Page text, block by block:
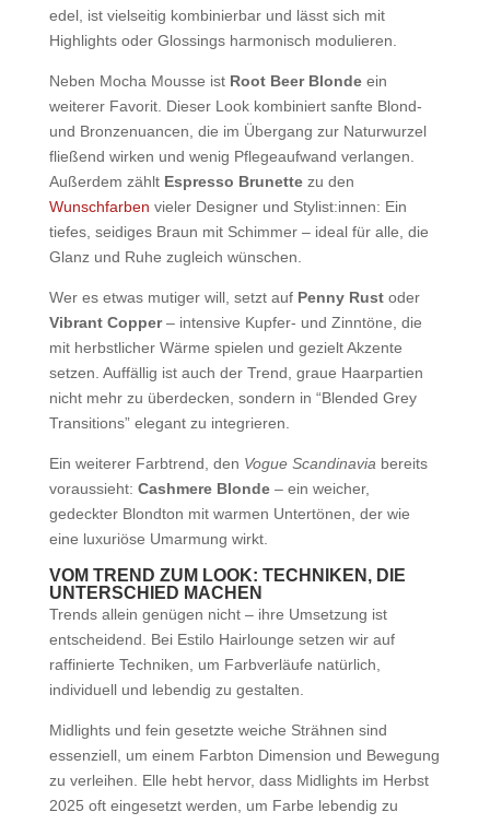
edel, ist vielseitig kombinierbar und lässt sich mit
Highlights oder Glossings harmonisch modulieren.
Neben Mocha Mousse ist Root Beer Blondeein
weiterer Favorit. Dieser Look kombiniert sanfte Blond-
und Bronzenuancen, die im Übergang zur Naturwurzel
fließend wirken und wenig Pflegeaufwand verlangen.
Außerdem zählt Espresso Brunettezu den
Wunschfarben vieler Designer und Stylist:innen: Ein
tiefes, seidiges Braun mit Schimmer – ideal für alle, die
Glanz und Ruhe zugleich wünschen.
Wer es etwas mutiger will, setzt auf Penny Rustoder
Vibrant Copper– intensive Kupfer- und Zinntöne, die
mit herbstlicher Wärme spielen und gezielt Akzente
setzen. Auffällig ist auch der Trend, graue Haarpartien
nicht mehr zu überdecken, sondern in “Blended Grey
Transitions” elegant zu integrieren.
Ein weiterer Farbtrend, den Vogue Scandinavia bereits
voraussieht: Cashmere Blonde– ein weicher,
gedeckter Blondton mit warmen Untertönen, der wie
eine luxuriöse Umarmung wirkt.
VOM TREND ZUM LOOK: TECHNIKEN, DIE
UNTERSCHIED MACHEN
Trends allein genügen nicht – ihre Umsetzung ist
entscheidend. Bei Estilo Hairlounge setzen wir auf
raffinierte Techniken, um Farbverläufe natürlich,
individuell und lebendig zu gestalten.
Midlights und fein gesetzte weiche Strähnen sind
essenziell, um einem Farbton Dimension und Bewegung
zu verleihen. Elle hebt hervor, dass Midlights im Herbst
2025 oft eingesetzt werden, um Farbe lebendig zu